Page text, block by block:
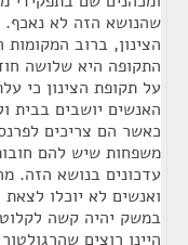
שהנושא הזה לא
הצינון, ברוב
התקופה היא שלושה
על תקופת הצינון כי
האנשים יושבים בבית
כאשר הם צריכים
משפחות שיש להם
עדכונים בנושא הזה.
ואנשים לא יוכלו
במשק יהיה קשה
היינו רוצים